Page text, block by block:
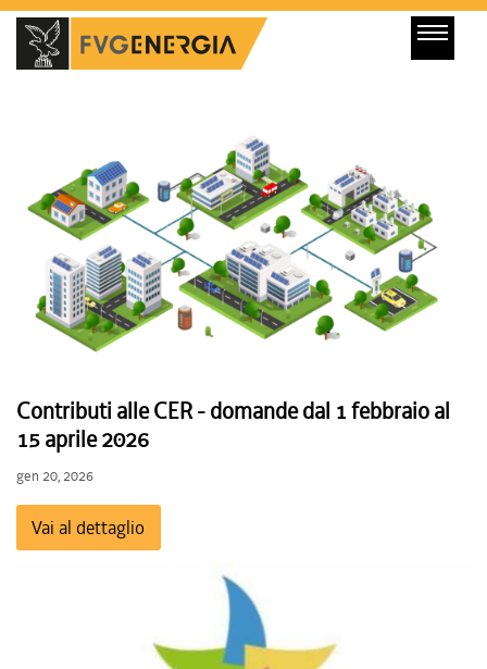
Contributi alle CER - domande dal 1 febbraio al
15 aprile 2026
gen 20, 2026
Vai al dettaglio